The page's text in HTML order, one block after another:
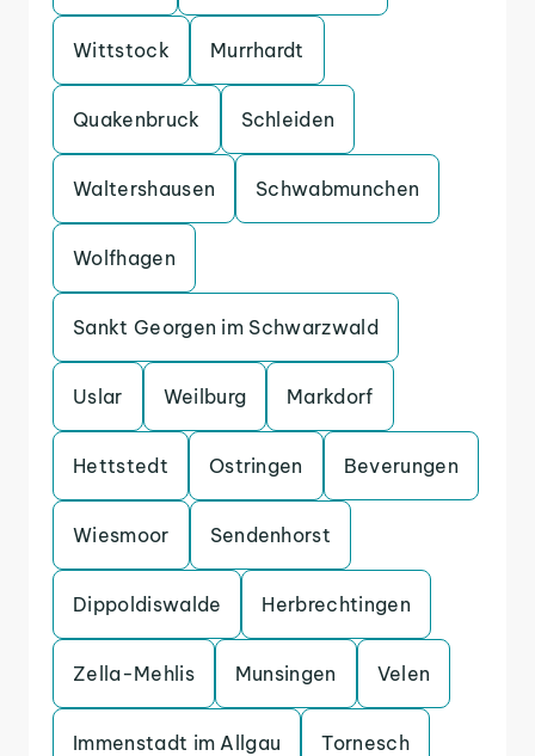
Wittstock Murrhardt
Quakenbruck Schleiden
Waltershausen Schwabmunchen
Wolfhagen
Sankt Georgen im Schwarzwald
Uslar Weilburg Markdorf
Hettstedt Ostringen Beverungen
Wiesmoor Sendenhorst
Dippoldiswalde Herbrechtingen
Zella-Mehlis Munsingen Velen
Immenstadt im Allgau Tornesch